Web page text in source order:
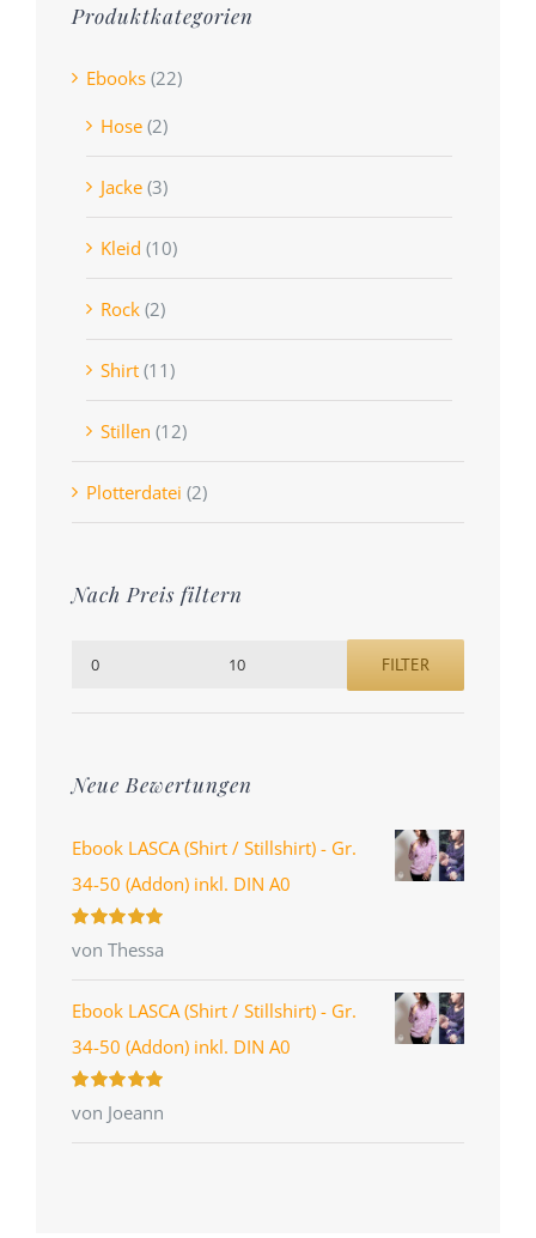
Produktkategorien
Ebooks (22)
Hose (2)
Jacke (3)
Kleid (10)
Rock (2)
Shirt (11)
Stillen (12)
Plotterdatei (2)
Nach Preis filtern
Preis
Preis
FILTER
Neue Bewertungen
Ebook LASCA (Shirt / Stillshirt) - Gr.
34-50 (Addon) inkl. DIN A0
Bewertet
mit 5 von 5
von Thessa
Ebook LASCA (Shirt / Stillshirt) - Gr.
34-50 (Addon) inkl. DIN A0
Bewertet
mit 5 von 5
von Joeann